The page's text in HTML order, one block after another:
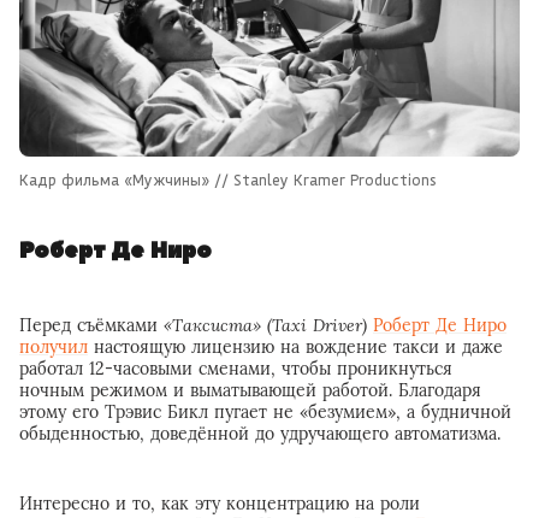
Кадр фильма «Мужчины» // Stanley Kramer Productions
Роберт Де Ниро
Перед съёмками «Таксиста» (Taxi Driver) Роберт Де Ниро
получил настоящую лицензию на вождение такси и даже
работал 12-часовыми сменами, чтобы проникнуться
ночным режимом и выматывающей работой. Благодаря
этому его Трэвис Бикл пугает не «безумием», а будничной
обыденностью, доведённой до удручающего автоматизма.
Интересно и то, как эту концентрацию на роли